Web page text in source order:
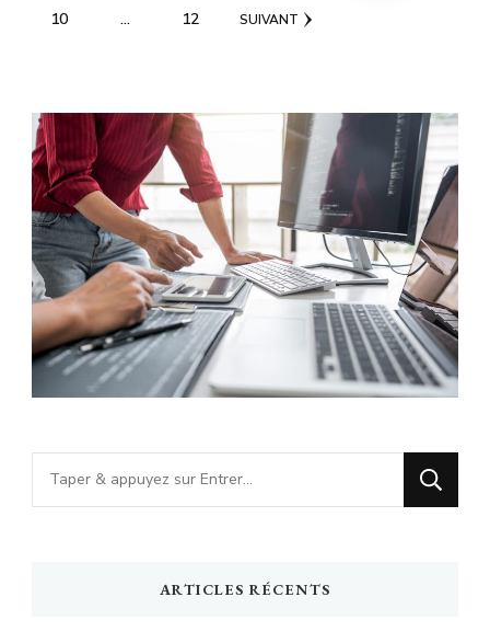
publications
PAGE
10 … PAGE
12 SUIVANT
Vous
recherchiez
ARTICLES RÉCENTS